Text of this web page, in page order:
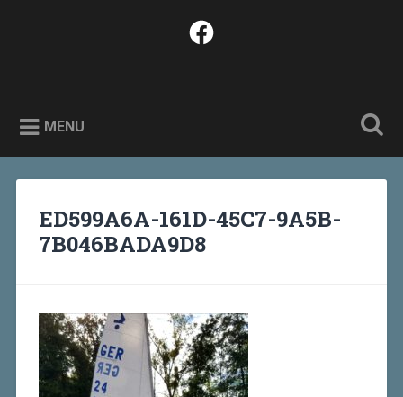
Facebook
MENU
ED599A6A-161D-45C7-9A5B-
7B046BADA9D8